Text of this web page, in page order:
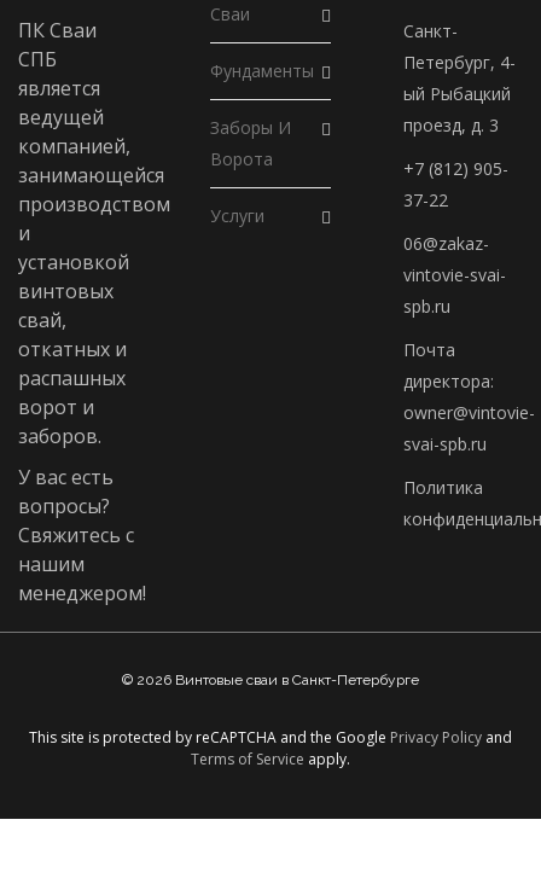
ПК Сваи
СПБ
является
ведущей
компанией,
занимающейся
производством
и
установкой
винтовых
свай,
откатных и
распашных
ворот и
заборов.
У вас есть
вопросы?
Свяжитесь с
нашим
менеджером!
Сваи
Фундаменты
Заборы И
Ворота
Услуги
Санкт-
Петербург, 4-
ый Рыбацкий
проезд, д. 3
+7 (812) 905-
37-22
06@zakaz-
vintovie-svai-
spb.ru
Почта
директора:
owner@vintovie-
svai-spb.ru
Политика
© 2026 Винтовые сваи в Санкт-Петербурге
This site is protected by reCAPTCHA and the Google Privacy Policy and
Terms of Service apply.